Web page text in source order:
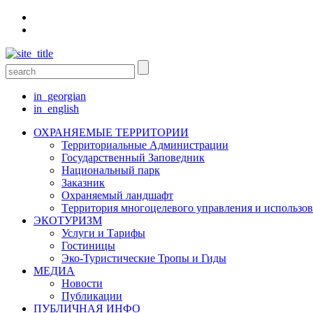
in_georgian
in_english
ОХРАНЯЕМЫЕ ТЕРРИТОРИИ
Территориальные Aдминистрации
Государственный Заповедник
Национальный парк
Заказник
Oхраняемый ландшафт
Tерритория многоцелевого управления и
ЭКОТУРИЗМ
Услуги и Tарифы
Гостиницы
Эко-Туристические Тропы и Гиды
МЕДИА
Новости
Публикации
ПУБЛИЧНАЯ ИНФО